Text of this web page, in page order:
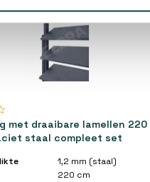
met draaibare lamellen 220
staal compleet set
1,2 mm (staal)
220 cm